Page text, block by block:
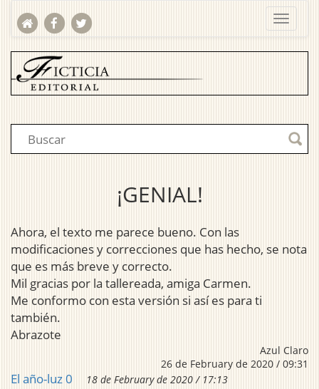
¡GENIAL!
Ahora, el texto me parece bueno. Con las
modificaciones y correcciones que has hecho, se nota
que es más breve y correcto.
Mil gracias por la tallereada, amiga Carmen.
Me conformo con esta versión si así es para ti
también.
Abrazote
Azul Claro
26 de February de 2020 / 09:31
El año-luz 0
18 de February de 2020 / 17:13